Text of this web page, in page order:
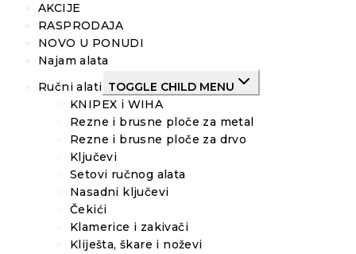
AKCIJE
RASPRODAJA
NOVO U PONUDI
Najam alata
Ručni alati TOGGLE CHILD MENU
KNIPEX i WIHA
Rezne i brusne ploče za metal
Rezne i brusne ploče za drvo
Ključevi
Setovi ručnog alata
Nasadni ključevi
Čekići
Klamerice i zakivači
Kliješta, škare i noževi